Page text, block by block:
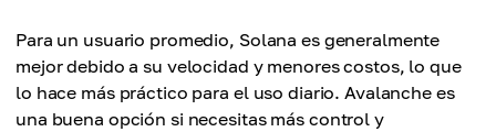
Para un usuario promedio, Solana es generalmente
mejor debido a su velocidad y menores costos, lo que
lo hace más práctico para el uso diario. Avalanche es
una buena opción si necesitas más control y